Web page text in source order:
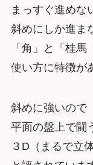
まっすぐ進めな
斜めにしか進ま
「角」と「桂
使い方に特徴が
斜めに強いので
平面の盤上で闘
３D（まるで立